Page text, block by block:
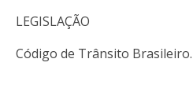
LEGISLAÇÃO
Código de Trânsito Brasileiro.